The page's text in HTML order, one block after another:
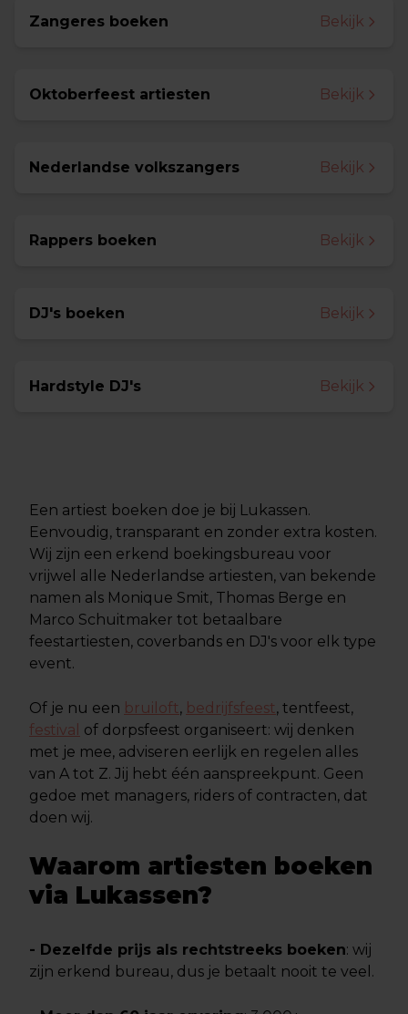
Zangeres boeken Bekijk
Oktoberfeest artiesten Bekijk
Nederlandse volkszangers Bekijk
Rappers boeken Bekijk
DJ's boeken Bekijk
Hardstyle DJ's Bekijk
Een artiest boeken doe je bij Lukassen.
Eenvoudig, transparant en zonder extra kosten.
Wij zijn een erkend boekingsbureau voor
vrijwel alle Nederlandse artiesten, van bekende
namen als Monique Smit, Thomas Berge en
Marco Schuitmaker tot betaalbare
feestartiesten, coverbands en DJ's voor elk type
event.
Of je nu een bruiloft, bedrijfsfeest, tentfeest,
festival of dorpsfeest organiseert: wij denken
met je mee, adviseren eerlijk en regelen alles
van A tot Z. Jij hebt één aanspreekpunt. Geen
gedoe met managers, riders of contracten, dat
doen wij.
Waarom artiesten boeken
via Lukassen?
- Dezelfde prijs als rechtstreeks boeken: wij
zijn erkend bureau, dus je betaalt nooit te veel.